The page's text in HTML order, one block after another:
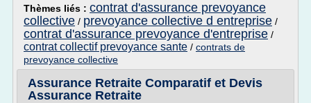
Thèmes liés : contrat d'assurance prevoyance
collective / prevoyance collective d entreprise /
contrat d'assurance prevoyance d'entreprise /
contrat collectif prevoyance sante / contrats de
prevoyance collective
Assurance Retraite Comparatif et Devis
Assurance Retraite